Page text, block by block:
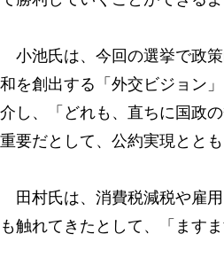
小池氏は、今回の選挙で政
和を創出する「外交ビジョン
介し、「どれも、直ちに国政
重要だとして、公約実現とと
田村氏は、消費税減税や雇
も触れてきたとして、「ます